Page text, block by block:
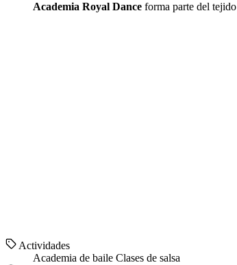
Academia Royal Dance forma parte del
Actividades
Academia de baile Clases de salsa